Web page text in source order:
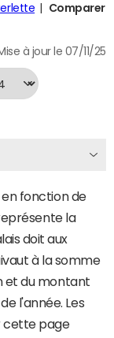
Comparer
à jour le 07/11/25
fonction de
la
doit aux
à la somme
et du montant
l'année. Les
cette page